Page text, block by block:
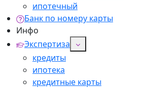
ипотечный
Банк по номеру карты
Инфо
Экспертиза
кредиты
ипотека
кредитные карты